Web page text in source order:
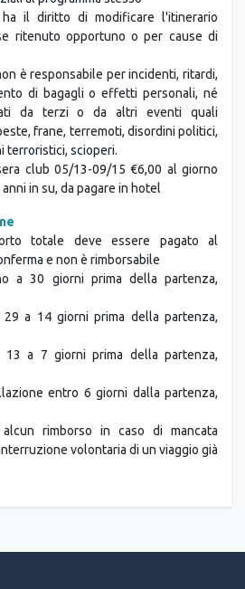
ha il diritto di modificare l'itinerario
ritenuto opportuno o per cause di
è responsabile per incidenti, ritardi,
di bagagli o effetti personali, né
da terzi o da altri eventi quali
frane, terremoti, disordini politici,
terroristici, scioperi.
club 05/13-09/15 €6,00 al giorno
in su, da pagare in hotel
totale deve essere pagato al
e non è rimborsabile
a 30 giorni prima della partenza,
29 a 14 giorni prima della partenza,
13 a 7 giorni prima della partenza,
entro 6 giorni dalla partenza,
rimborso in caso di mancata
volontaria di un viaggio già